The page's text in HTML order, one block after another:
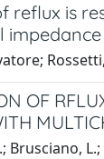
reflux is
impedance
OF
Brusciano,